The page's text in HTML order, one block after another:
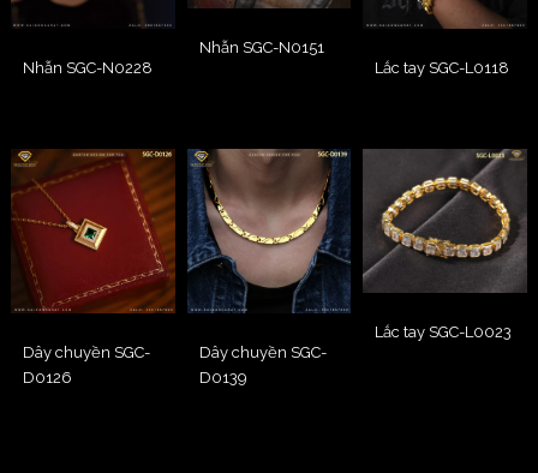
Nhẫn SGC-N0228
Nhẫn SGC-N0151
Lắc tay SGC-L0118
Dây chuyền SGC-
D0126
Dây chuyền SGC-
D0139
Lắc tay SGC-L0023